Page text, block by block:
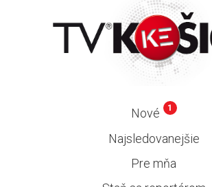
Nové 1
Najsledovanejšie
Pre mňa